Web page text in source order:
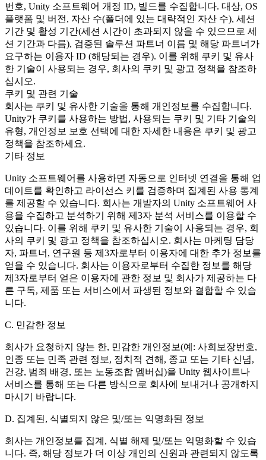
번호, Unity 소프트웨어 개정 ID, 빌드를 수집합니다. 대상, OS
플랫폼 및 버전, 자산 수(폴더에 있는 대략적인 자산 수), 세션
기간 및 활성 기간(세션 시간이 초과되지 않을 수 있으므로 세
션 기간과 다름), 검증된 솔루션 파트너 이름 및 해당 파트너가
요구하는 이용자 ID (해당되는 경우). 이를 위해 쿠키 및 유사
한 기술이 사용되는 경우, 회사의 쿠키 및 광고 정책을 참조하
십시오.
쿠키 및 관련 기술
회사는 쿠키 및 유사한 기술을 통해 개인정보를 수집합니다.
Unity가 쿠키를 사용하는 방법, 사용되는 쿠키 및 기타 기술의
유형, 개인정보 보호 선택에 대한 자세한 내용은 쿠키 및 광고
정책을 참조하세요.
기타 정보
Unity 소프트웨어를 사용하면 자동으로 인터넷 연결을 통해 업
데이트를 확인하고 라이선스 키를 검증하며 집계된 사용 통계
를 제공할 수 있습니다. 회사는 개발자의 Unity 소프트웨어 사
용을 수집하고 분석하기 위해 제3자 분석 서비스를 이용할 수
있습니다. 이를 위해 쿠키 및 유사한 기술이 사용되는 경우, 회
사의 쿠키 및 광고 정책을 참조하십시오. 회사는 마케팅 담당
자, 파트너, 연구원 등 제3자로부터 이용자에 대한 추가 정보를
얻을 수 있습니다. 회사는 이용자로부터 수집한 정보를 해당
제3자로부터 얻은 이용자에 관한 정보 및 회사가 제공하는 다
른 구독, 제품 또는 서비스에서 파생된 정보와 결합할 수 있습
니다.
C. 민감한 정보
회사가 요청하지 않는 한, 민감한 개인정보(예: 사회보장번호,
인종 또는 민족 관련 정보, 정치적 견해, 종교 또는 기타 신념,
건강, 범죄 배경, 또는 노동조합 멤버십)을 Unity 웹사이트나
서비스를 통해 또는 다른 방식으로 회사에 보내거나 공개하지
마시기 바랍니다.
D. 집계된, 식별되지 않은 및/또는 익명화된 정보
회사는 개인정보를 집계, 식별 해제 및/또는 익명화할 수 있습
니다. 즉, 해당 정보가 더 이상 개인의 신원과 관련되지 않도록